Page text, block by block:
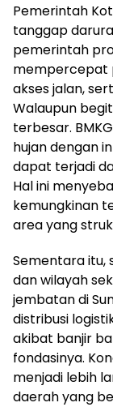
Pemerintah
tanggap
pemerintah
mempercepat
akses jalan,
Walaupun
terbesar.
hujan dengan
dapat terjadi
Hal ini
kemungkinan
area yang
Sementara itu,
dan wilayah
jembatan di
distribusi
akibat banjir
fondasinya.
menjadi lebih
daerah yang